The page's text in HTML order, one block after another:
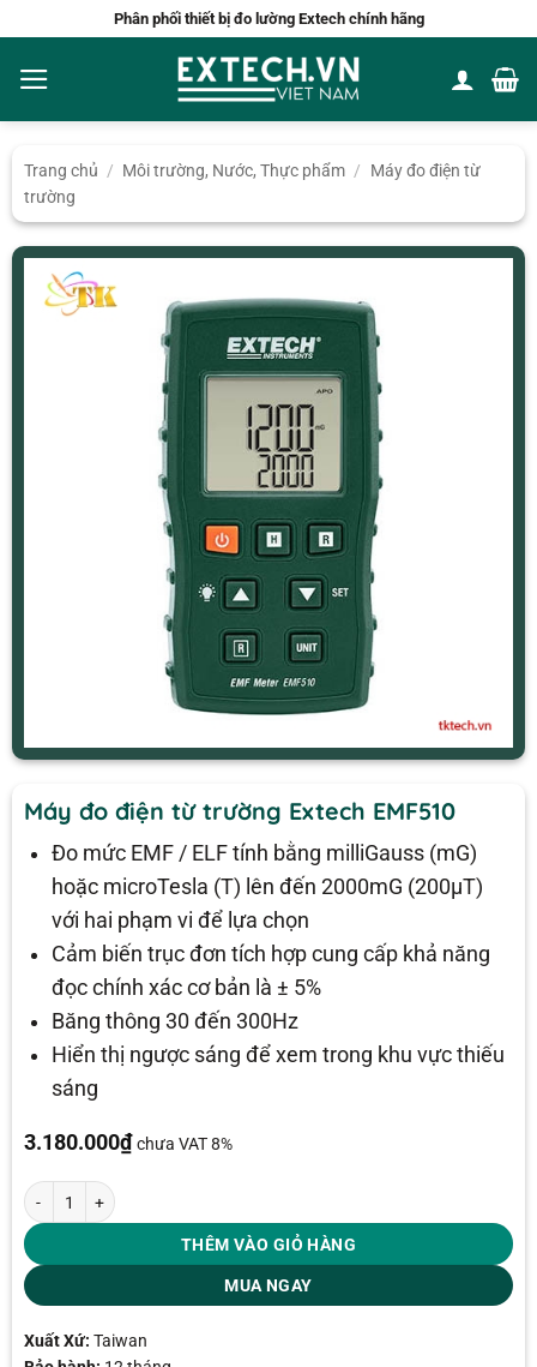
nội
dung
Phân phối thiết bị đo lường Extech chính hãng
Trang chủ / Môi trường, Nước, Thực phẩm /
Máy đo điện từ
trường
Máy đo điện từ trường Extech EMF510
Đo mức EMF / ELF tính bằng milliGauss (mG)
hoặc microTesla (T) lên đến 2000mG (200μT)
với hai phạm vi để lựa chọn
Cảm biến trục đơn tích hợp cung cấp khả năng
đọc chính xác cơ bản là ± 5%
Băng thông 30 đến 300Hz
Hiển thị ngược sáng để xem trong khu vực thiếu
sáng
3.180.000₫ chưa VAT 8%
Máy đo điện từ trường Extech EMF510 số lượng
THÊM VÀO GIỎ HÀNG
MUA NGAY
Xuất Xứ: Taiwan